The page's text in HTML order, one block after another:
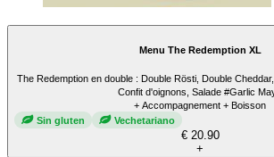
Menu The Redemption XL
The Redemption en double : Double Rösti, Double
Confit d'oignons, Salade #Garlic
+ Accompagnement + Boisson
Sin gluten
Vechetariano
€ 20.90
+